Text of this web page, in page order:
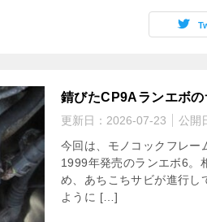
錆びたCP9Aランエボ
更新日： 2026-07-23 公開
今回は、モノコックフレー
1999年発売のランエボ6。
め、あちこちサビが進行し
ように […]